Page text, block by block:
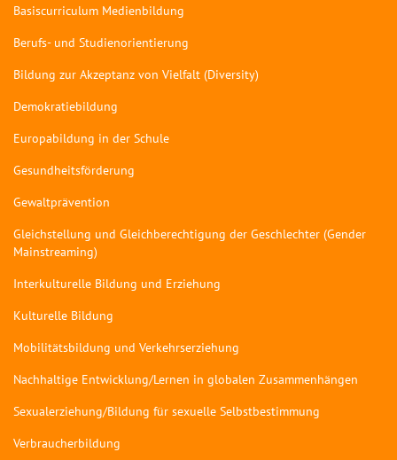
Basiscurriculum Medienbildung
Berufs- und Studienorientierung
Bildung zur Akzeptanz von Vielfalt (Diversity)
Demokratiebildung
Europabildung in der Schule
Gesundheitsförderung
Gewaltprävention
Gleichstellung und Gleichberechtigung der Geschlechter (Gender
Mainstreaming)
Interkulturelle Bildung und Erziehung
Kulturelle Bildung
Mobilitätsbildung und Verkehrserziehung
Nachhaltige Entwicklung/Lernen in globalen Zusammenhängen
Sexualerziehung/Bildung für sexuelle Selbstbestimmung
Verbraucherbildung